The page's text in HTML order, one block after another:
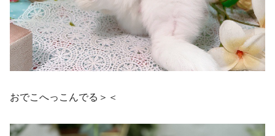
おでこへっこんでる＞＜